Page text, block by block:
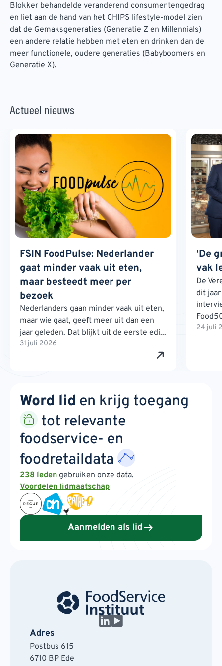
Blokker behandelde veranderend consumentengedrag
en liet aan de hand van het CHIPS lifestyle-model zien
dat de Gemaksgeneraties (Generatie Z en Millennials)
een andere relatie hebben met eten en drinken dan de
meer functionele, oudere generaties (Babyboomers en
Generatie X).
Actueel nieuws
FSIN FoodPulse: Nederlander
gaat minder vaak uit eten,
maar besteedt meer per
bezoek
Nederlanders gaan minder vaak uit eten,
maar wie gaat, geeft meer uit dan een
jaar geleden. Dat blijkt uit de eerste edi...
31 juli 2026
'De
vak
De
dit
24 juli
Word lid en krijg toegang
tot relevante
foodservice- en
foodretaildata
238 leden gebruiken onze data.
Voordelen lidmaatschap
Aanmelden als lid
Adres
Postbus 615
6710 BP Ede